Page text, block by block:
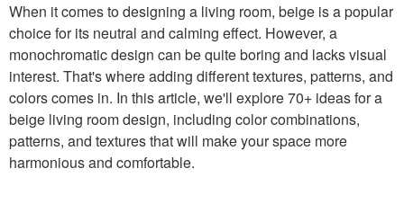
When it comes to designing a living room, beige is a popular
choice for its neutral and calming effect. However, a
monochromatic design can be quite boring and lacks visual
interest. That's where adding different textures, patterns, and
colors comes in. In this article, we'll explore 70+ ideas for a
beige living room design, including color combinations,
patterns, and textures that will make your space more
harmonious and comfortable.